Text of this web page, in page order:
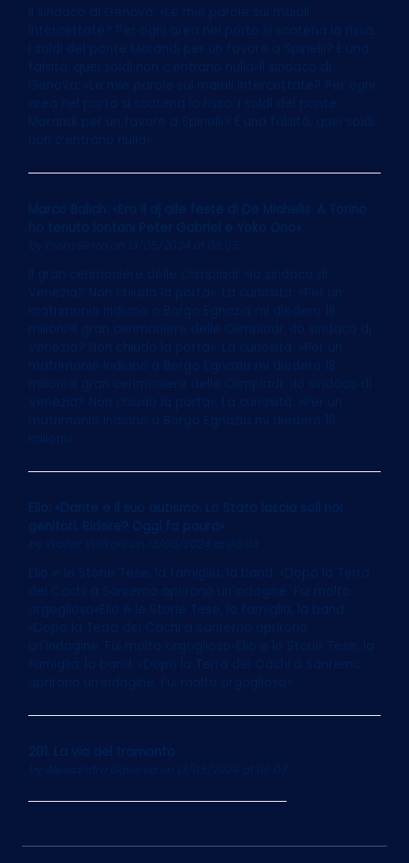
Il sindaco di Genova: «Le mie parole sui maiali
intercettate? Per ogni area nel porto si scatena la rissa.
I soldi del ponte Morandi per un favore a Spinelli? È una
falsità, quei soldi non c’entrano nulla»Il sindaco di
Genova: «Le mie parole sui maiali intercettate? Per ogni
area nel porto si scatena la rissa. I soldi del ponte
Morandi per un favore a Spinelli? È una falsità, quei soldi
non c’entrano nulla»
Marco Balich: «Ero il dj alle feste di De Michelis. A Torino
ho tenuto lontani Peter Gabriel e Yoko Ono»
on 13/05/2024 at 06:05
Il gran cerimoniere delle Olimpiadi: «Io sindaco di
Venezia? Non chiudo la porta». La curiosità: «Per un
matrimonio indiano a Borgo Egnazia mi diedero 18
milioni»Il gran cerimoniere delle Olimpiadi: «Io sindaco di
Venezia? Non chiudo la porta». La curiosità: «Per un
matrimonio indiano a Borgo Egnazia mi diedero 18
milioni»Il gran cerimoniere delle Olimpiadi: «Io sindaco di
Venezia? Non chiudo la porta». La curiosità: «Per un
matrimonio indiano a Borgo Egnazia mi diedero 18
Elio: «Dante e il suo autismo. Lo Stato lascia soli noi
genitori. Ridere? Oggi fa paura»
Walter Veltroni on 13/05/2024 at 06:03
Elio e le Storie Tese, la famiglia, la band. «Dopo la Terra
dei Cachi a Sanremo aprirono un'indagine. Fui molto
orgoglioso»Elio e le Storie Tese, la famiglia, la band.
«Dopo la Terra dei Cachi a Sanremo aprirono
un'indagine. Fui molto orgoglioso»Elio e le Storie Tese, la
famiglia, la band. «Dopo la Terra dei Cachi a Sanremo
aprirono un'indagine. Fui molto orgoglioso»
201. La via del tramonto
on 13/05/2024 at 06:03